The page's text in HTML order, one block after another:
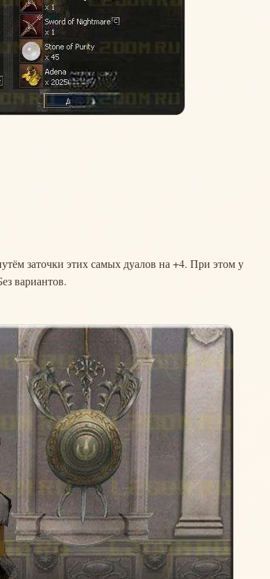
заточки этих самых дуалов на +4. При этом у
вариантов.